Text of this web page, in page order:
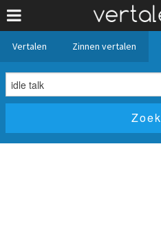
Vertalen Zinnen vertalen